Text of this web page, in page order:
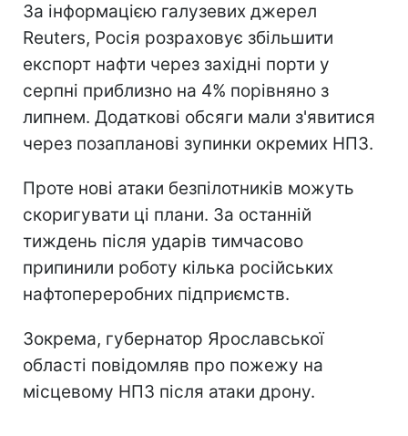
За інформацією галузевих джерел
Reuters, Росія розраховує збільшити
експорт нафти через західні порти у
серпні приблизно на 4% порівняно з
липнем. Додаткові обсяги мали з'явитися
через позапланові зупинки окремих НПЗ.
Проте нові атаки безпілотників можуть
скоригувати ці плани. За останній
тиждень після ударів тимчасово
припинили роботу кілька російських
нафтопереробних підприємств.
Зокрема, губернатор Ярославської
області повідомляв про пожежу на
місцевому НПЗ після атаки дрону.